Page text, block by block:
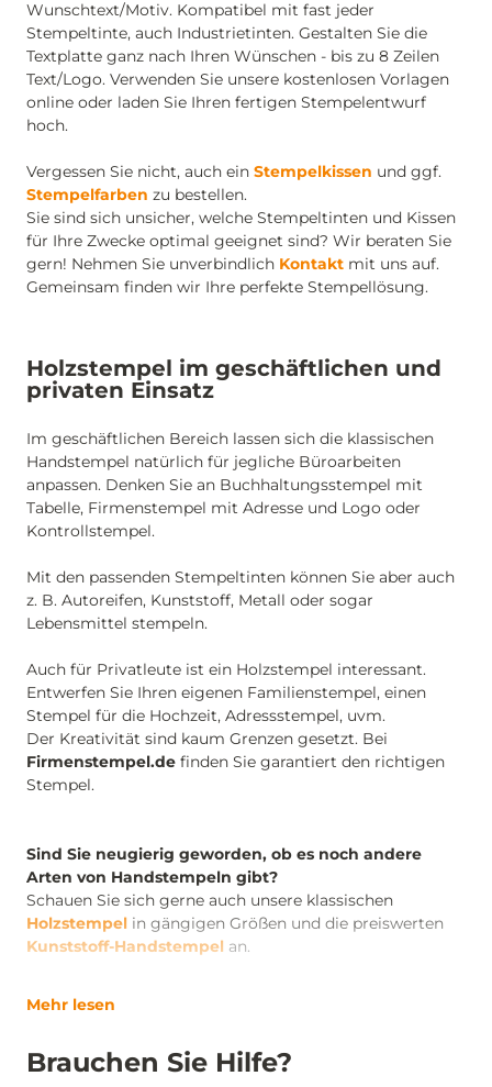
Wunschtext/Motiv. Kompatibel mit fast jeder
Stempeltinte, auch Industrietinten. Gestalten Sie die
Textplatte ganz nach Ihren Wünschen - bis zu 8 Zeilen
Text/Logo. Verwenden Sie unsere kostenlosen Vorlagen
online oder laden Sie Ihren fertigen Stempelentwurf
hoch.
Vergessen Sie nicht, auch ein Stempelkissen und ggf.
Stempelfarben zu bestellen.
Sie sind sich unsicher, welche Stempeltinten und Kissen
für Ihre Zwecke optimal geeignet sind? Wir beraten Sie
gern! Nehmen Sie unverbindlich Kontakt mit uns auf.
Gemeinsam finden wir Ihre perfekte Stempellösung.
Holzstempel im geschäftlichen und
privaten Einsatz
Im geschäftlichen Bereich lassen sich die klassischen
Handstempel natürlich für jegliche Büroarbeiten
anpassen. Denken Sie an Buchhaltungsstempel mit
Tabelle, Firmenstempel mit Adresse und Logo oder
Kontrollstempel.
Mit den passenden Stempeltinten können Sie aber auch
z. B. Autoreifen, Kunststoff, Metall oder sogar
Lebensmittel stempeln.
Auch für Privatleute ist ein Holzstempel interessant.
Entwerfen Sie Ihren eigenen Familienstempel, einen
Stempel für die Hochzeit, Adressstempel, uvm.
Der Kreativität sind kaum Grenzen gesetzt. Bei
Firmenstempel.de finden Sie garantiert den richtigen
Stempel.
Sind Sie neugierig geworden, ob es noch andere
Arten von Handstempeln gibt?
Schauen Sie sich gerne auch unsere klassischen
Holzstempel in gängigen Größen und die preiswerten
Kunststoff-Handstempel an.
Mehr lesen
Brauchen Sie Hilfe?